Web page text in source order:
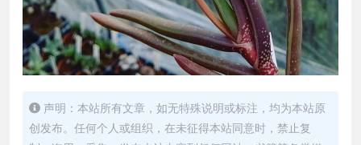
声明：本站所有文章，如无特殊说明或标注，均为本站原
创发布。任何个人或组织，在未征得本站同意时，禁止复